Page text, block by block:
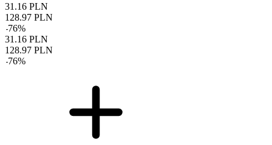
31.16 PLN
128.97 PLN
-76%
31.16 PLN
128.97 PLN
-76%